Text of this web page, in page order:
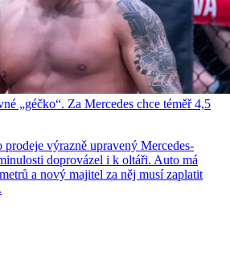
„géčko“. Za Mercedes chce téměř 4,5
výrazně upravený Mercedes-
doprovázel i k oltáři. Auto má
a nový majitel za něj musí zaplatit